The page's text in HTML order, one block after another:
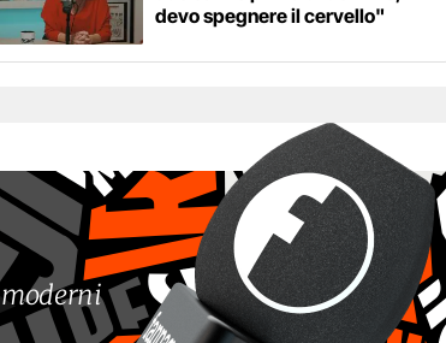
devo spegnere il cervello"